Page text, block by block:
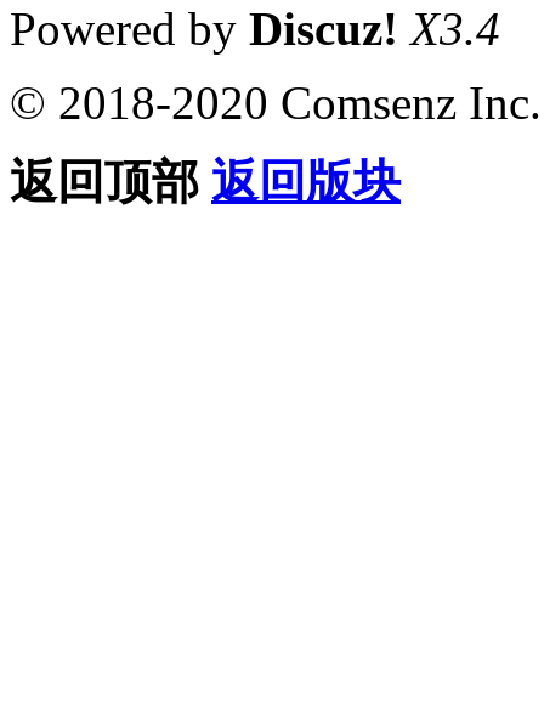
Powered by Discuz! X3.4
© 2018-2020 Comsenz Inc.
返回顶部 返回版块